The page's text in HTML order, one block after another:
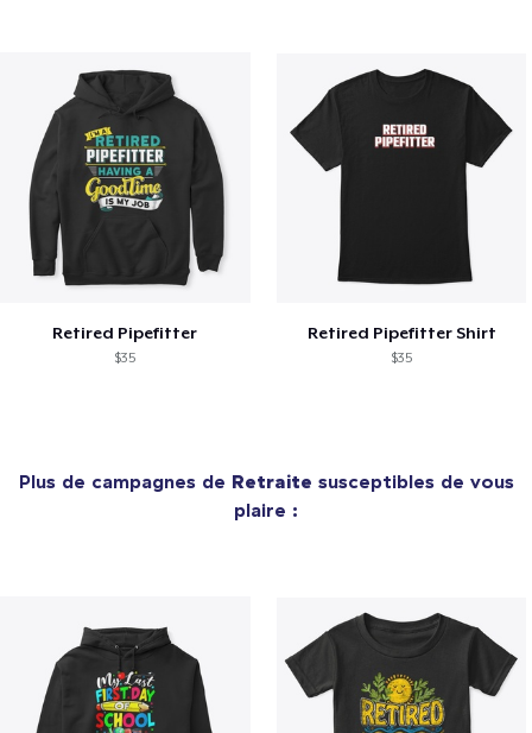
Retired Pipefitter
$35
Retired Pipefitter Shirt
$35
Plus de campagnes de Retraite susceptibles de vous
plaire :